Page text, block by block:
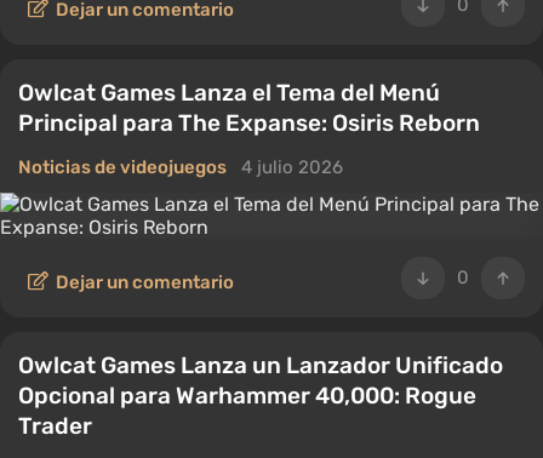
0
Dejar un comentario
Owlcat Games Lanza el Tema del Menú
Principal para The Expanse: Osiris Reborn
Noticias de videojuegos 4 julio 2026
0
Dejar un comentario
Owlcat Games Lanza un Lanzador Unificado
Opcional para Warhammer 40,000: Rogue
Trader